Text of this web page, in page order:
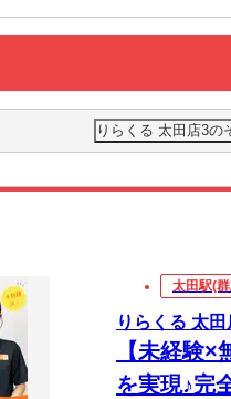
りらくる 太田店3の
太田駅(
りらくる 太田
【未経験
を実現♪完